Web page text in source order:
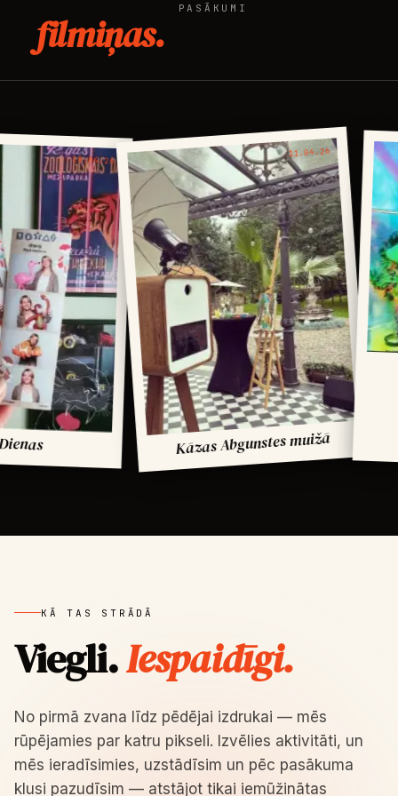
filmiņas.
PASĀKUMI
18.04.26
11.04.26
Kāzas Abgunstes muižā Brenda
KĀ TAS STRĀDĀ
Viegli.Iespaidīgi.
No pirmā zvana līdz pēdējai izdrukai — mēs
rūpējamies par katru pikseli. Izvēlies aktivitāti, un
mēs ieradīsimies, uzstādīsim un pēc pasākuma
klusi pazudīsim — atstājot tikai iemūžinātas